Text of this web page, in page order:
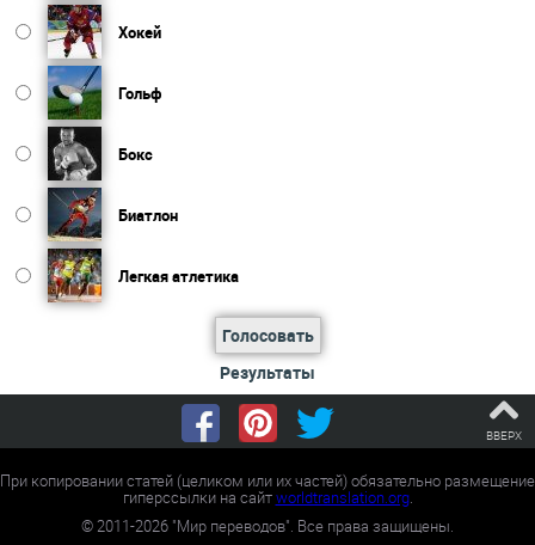
Хокей
Гольф
Бокс
Биатлон
Легкая атлетика
Голосовать
Результаты
ВВЕРХ
При копировании статей (целиком или их частей) обязательно размещение
гиперссылки на сайтworldtranslation.org.
©2011-2026 "Мир переводов". Все права защищены.